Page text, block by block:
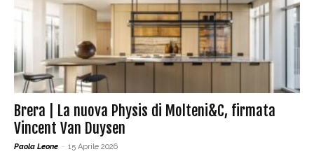
Brera | La nuova Physis di Molteni&C, firmata
Vincent Van Duysen
Paola Leone - 15 Aprile 2026